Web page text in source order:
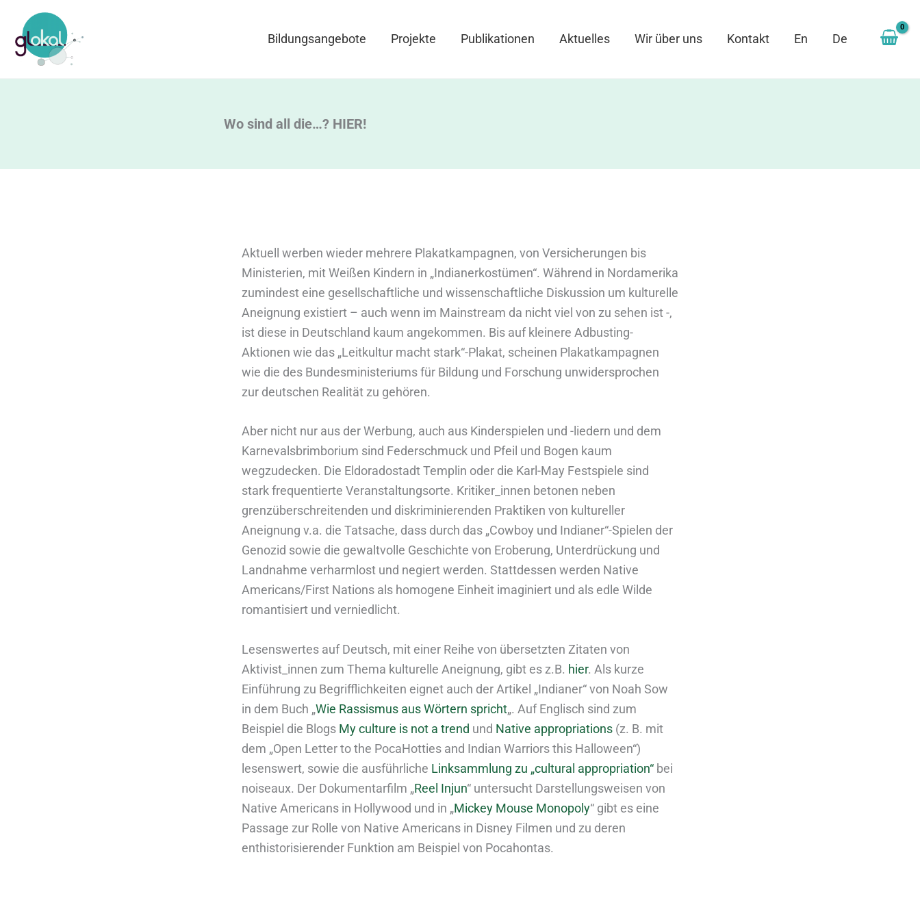
Inhalt
springen
Bildungsangebote Projekte Publikationen Aktuelles Wir über uns Kontakt En De
Wo sind all die…? HIER!
Aktuell werben wieder mehrere Plakatkampagnen, von Versicherungen bis
Ministerien, mit Weißen Kindern in „Indianerkostümen“. Während in Nordamerika
zumindest eine gesellschaftliche und wissenschaftliche Diskussion um kulturelle
Aneignung existiert – auch wenn im Mainstream da nicht viel von zu sehen ist -,
ist diese in Deutschland kaum angekommen. Bis auf kleinere Adbusting-
Aktionen wie das „Leitkultur macht stark“-Plakat, scheinen Plakatkampagnen
wie die des Bundesministeriums für Bildung und Forschung unwidersprochen
zur deutschen Realität zu gehören.
Aber nicht nur aus der Werbung, auch aus Kinderspielen und -liedern und dem
Karnevalsbrimborium sind Federschmuck und Pfeil und Bogen kaum
wegzudecken. Die Eldoradostadt Templin oder die Karl-May Festspiele sind
stark frequentierte Veranstaltungsorte. Kritiker_innen betonen neben
grenzüberschreitenden und diskriminierenden Praktiken von kultureller
Aneignung v.a. die Tatsache, dass durch das „Cowboy und Indianer“-Spielen der
Genozid sowie die gewaltvolle Geschichte von Eroberung, Unterdrückung und
Landnahme verharmlost und negiert werden. Stattdessen werden Native
Americans/First Nations als homogene Einheit imaginiert und als edle Wilde
romantisiert und verniedlicht.
Lesenswertes auf Deutsch, mit einer Reihe von übersetzten Zitaten von
Aktivist_innen zum Thema kulturelle Aneignung, gibt es z.B. hier. Als kurze
Einführung zu Begrifflichkeiten eignet auch der Artikel „Indianer“ von Noah Sow
in dem Buch „Wie Rassismus aus Wörtern spricht„. Auf Englisch sind zum
Beispiel die Blogs My culture is not a trend und Native appropriations (z. B. mit
dem „Open Letter to the PocaHotties and Indian Warriors this Halloween“)
lesenswert, sowie die ausführliche Linksammlung zu „cultural appropriation“ bei
noiseaux. Der Dokumentarfilm „Reel Injun“ untersucht Darstellungsweisen von
Native Americans in Hollywood und in „Mickey Mouse Monopoly“ gibt es eine
Passage zur Rolle von Native Americans in Disney Filmen und zu deren
enthistorisierender Funktion am Beispiel von Pocahontas.